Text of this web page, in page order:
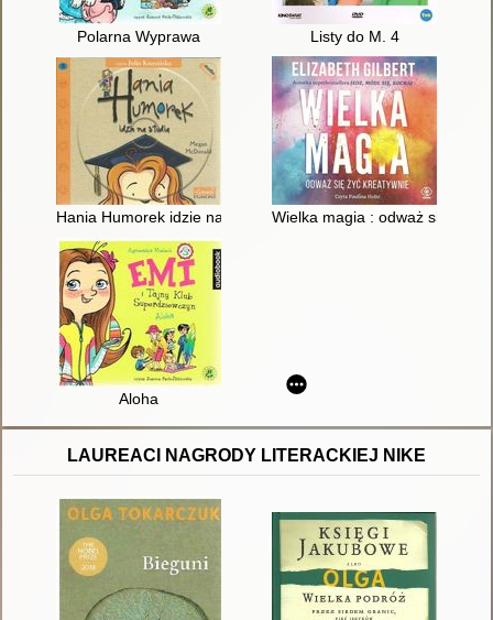
Polarna Wyprawa Listy do M. 4
Hania Humorek idzie na studia Wielka magia : odważ się żyć
Aloha
LAUREACI NAGRODY LITERACKIEJ NIKE